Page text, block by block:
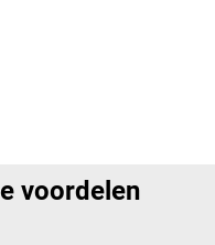
voordelen